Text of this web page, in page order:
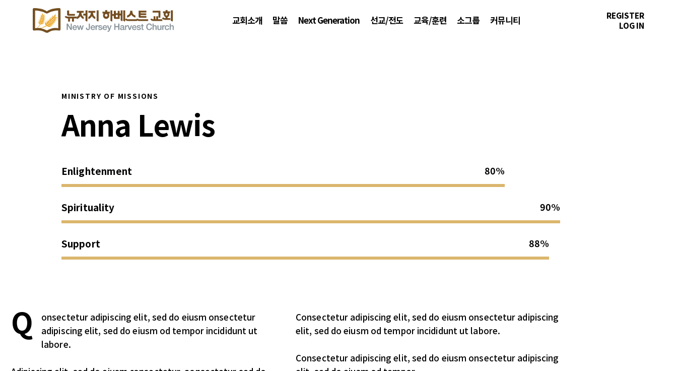
교회소개 말씀 Next Generation 선교/전도 교육/훈련 소그룹 커뮤니티
REGISTER
LOG IN
MINISTRY OF MISSIONS
Anna Lewis
Enlightenment 80%
Spirituality 90%
Support 88%
Q
onsectetur adipiscing elit, sed do eiusm onsectetur
adipiscing elit, sed do eiusm od tempor incididunt ut
labore.
Consectetur adipiscing elit, sed do eiusm onsectetur adipiscing
elit, sed do eiusm od tempor incididunt ut labore.
Consectetur adipiscing elit, sed do eiusm onsectetur adipiscing